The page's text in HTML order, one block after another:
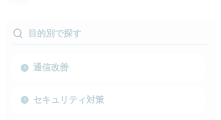
目的別で探す
通信改善
セキュリティ対策